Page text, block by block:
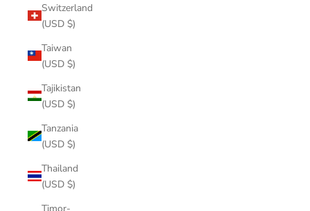
Switzerland
(USD $)
Taiwan
(USD $)
Tajikistan
(USD $)
Tanzania
(USD $)
Thailand
(USD $)